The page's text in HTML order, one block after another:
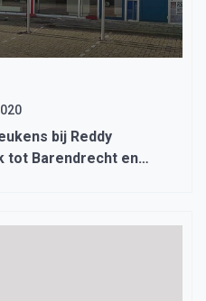
bij Reddy
tot Barendrecht en